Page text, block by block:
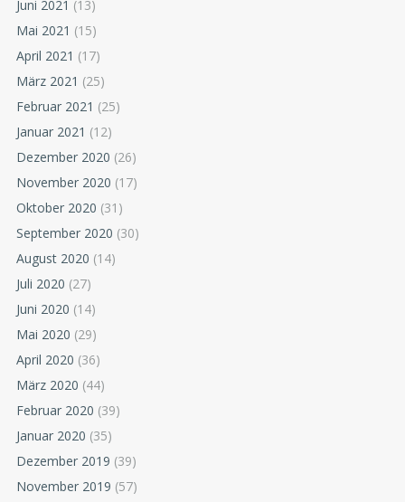
Juni 2021 (13)
Mai 2021 (15)
April 2021 (17)
März 2021 (25)
Februar 2021 (25)
Januar 2021 (12)
Dezember 2020 (26)
November 2020 (17)
Oktober 2020 (31)
September 2020 (30)
August 2020 (14)
Juli 2020 (27)
Juni 2020 (14)
Mai 2020 (29)
April 2020 (36)
März 2020 (44)
Februar 2020 (39)
Januar 2020 (35)
Dezember 2019 (39)
November 2019 (57)